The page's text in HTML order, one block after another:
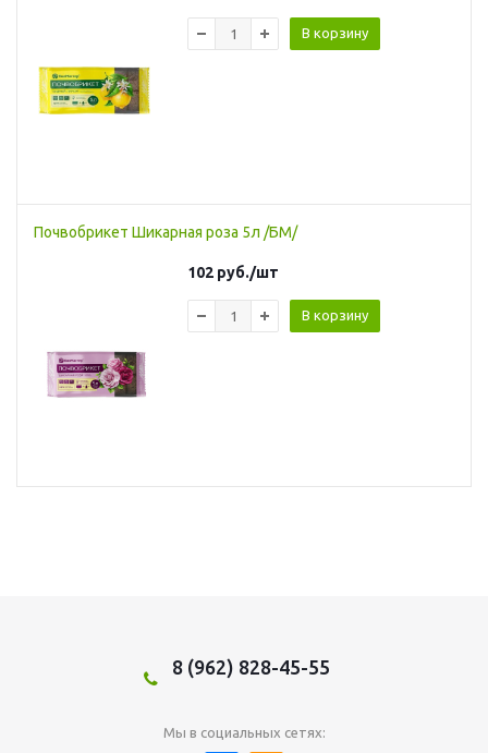
В корзину
Почвобрикет Шикарная роза 5л /БМ/
102 руб./шт
В корзину
8 (962) 828-45-55
Мы в социальных сетях: